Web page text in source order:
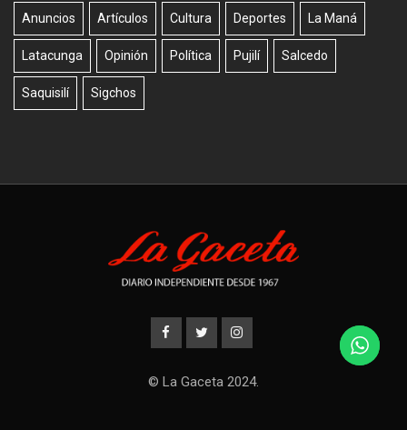
Anuncios Artículos Cultura Deportes La Maná
Latacunga Opinión Política Pujilí Salcedo
Saquisilí Sigchos
© La Gaceta 2024.